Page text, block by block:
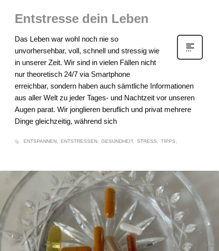
Entstresse dein Leben
Das Leben war wohl noch nie so
unvorhersehbar, voll, schnell und stressig wie
in unserer Zeit. Wir sind in vielen Fällen nicht
nur theoretisch 24/7 via Smartphone
erreichbar, sondern haben auch sämtliche Informationen
aus aller Welt zu jeder Tages- und Nachtzeit vor unseren
Augen parat. Wir jonglieren beruflich und privat mehrere
Dinge gleichzeitig, während sich
ENTSPANNEN ENTSTRESSEN GESUNDHEIT STRESS TIPPS